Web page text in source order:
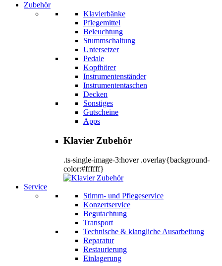
Zubehör
Klavierbänke
Pflegemittel
Beleuchtung
Stummschaltung
Untersetzer
Pedale
Kopfhörer
Instrumentenständer
Instrumententaschen
Decken
Sonstiges
Gutscheine
Apps
Klavier Zubehör
.ts-single-image-3:hover .overlay{background-
color:#ffffff}
Service
Stimm- und Pflegeservice
Konzertservice
Begutachtung
Transport
Technische & klangliche Ausarbeitung
Reparatur
Restaurierung
Einlagerung